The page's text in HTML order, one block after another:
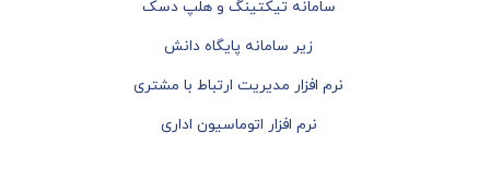
سامانه تیکتینگ و هلپ دسک
زیر سامانه پایگاه دانش
نرم افزار مدیریت ارتباط با مشتری
نرم افزار اتوماسیون اداری